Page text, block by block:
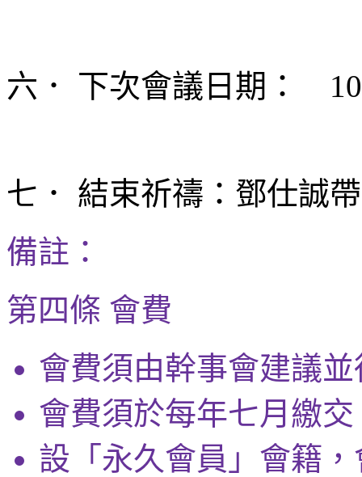
六． 下次會議日期：
七． 結束祈禱：鄧仕誠
備註：
第四條 會費
會費須由幹事會建議
會費須於每年七月繳交
設「永久會員」會籍